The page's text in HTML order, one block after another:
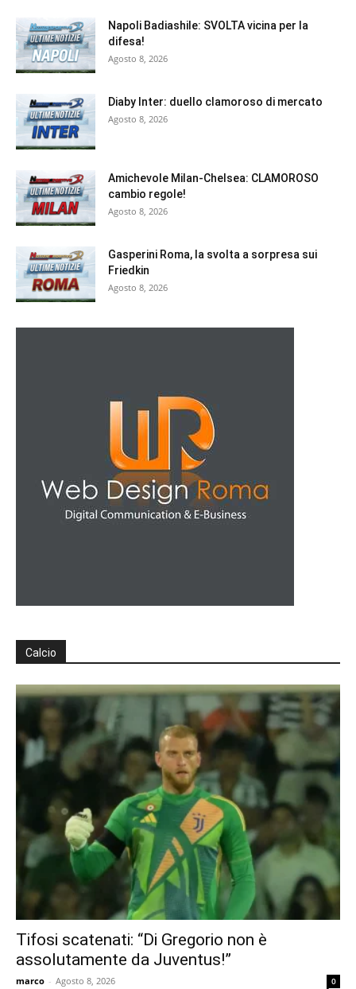
Napoli Badiashile: SVOLTA vicina per la
difesa!
Agosto 8, 2026
Diaby Inter: duello clamoroso di mercato
Agosto 8, 2026
Amichevole Milan-Chelsea: CLAMOROSO
cambio regole!
Agosto 8, 2026
Gasperini Roma, la svolta a sorpresa sui
Friedkin
Agosto 8, 2026
Calcio
Tifosi scatenati: “Di Gregorio non è
assolutamente da Juventus!”
marco - Agosto 8, 2026 0